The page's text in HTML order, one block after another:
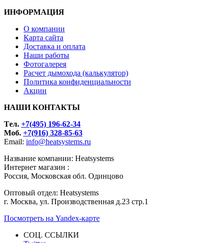
ИНФОРМАЦИЯ
О компании
Карта сайта
Доставка и оплата
Наши работы
Фотогалерея
Расчет дымохода (калькулятор)
Политика конфиденциальности
Акции
НАШИ КОНТАКТЫ
Tел. +7(495) 196-62-34
Моб. +7(916) 328-85-63
Email: info@heatsystems.ru
Название компании: Heatsystems
Интернет магазин :
Россия, Московская обл. Одинцово
Оптовый отдел: Heatsystems
г. Москва, ул. Производственная д.23 стр.1
Посмотреть на Yandex-карте
СОЦ. ССЫЛКИ